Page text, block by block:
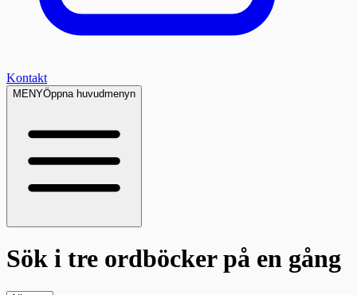
Kontakt
MENYÖppna huvudmenyn
Sök i tre ordböckerpå en gång